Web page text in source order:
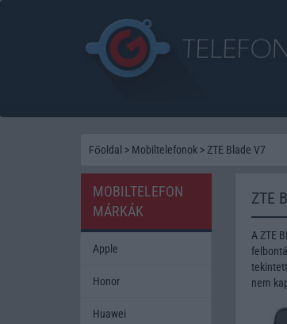
Főoldal > Mobiltelefonok > ZTE Blade V7
ZTE
A ZTE
nem
MOBILTELEFON
MÁRKÁK
Apple
Honor
Huawei